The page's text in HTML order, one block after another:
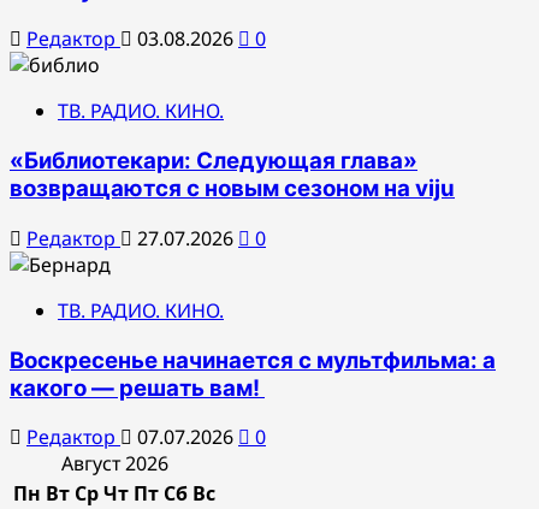
Редактор 03.08.2026 0
ТВ. РАДИО. КИНО.
«Библиотекари: Следующая глава»
возвращаются с новым сезоном на viju
Редактор 27.07.2026 0
ТВ. РАДИО. КИНО.
Воскресенье начинается с мультфильма: а
какого — решать вам!
Редактор 07.07.2026
0
Август 2026
Пн Вт СрЧт Пт Сб Вс